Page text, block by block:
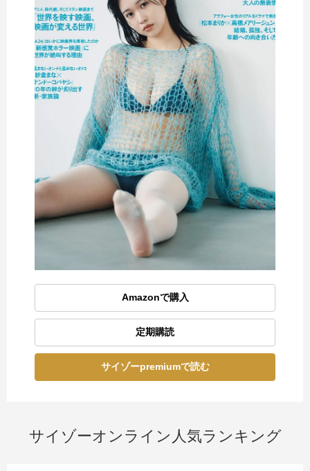
Amazonで購入
定期購読
サイゾーpremiumで読む
サイゾーオンライン人気ランキング